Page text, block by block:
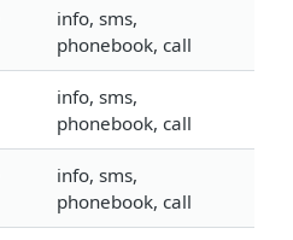
info, sms,
phonebook, call
info, sms,
phonebook, call
info, sms,
phonebook, call